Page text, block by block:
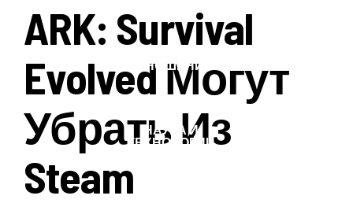
ОТНОШЕНИЯ
НАУКА И
ТЕХНОЛОГИИ
ARK: Survival
Evolved Могут
Убрать Из
Steam